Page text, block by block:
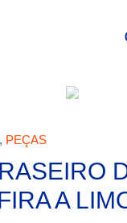
, PEÇAS
A